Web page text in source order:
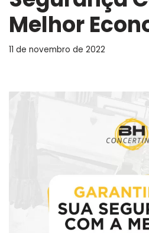
Melhor
11 de novembro de 2022